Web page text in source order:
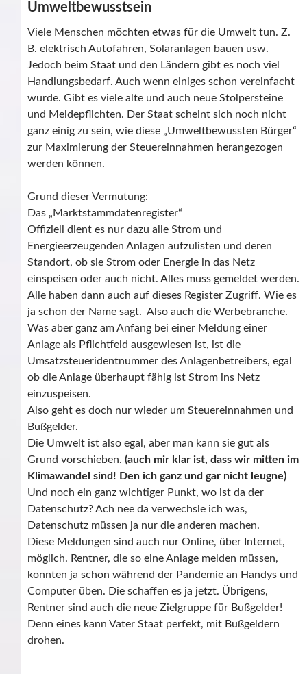
Umweltbewusstsein
Viele Menschen möchten etwas für die Umwelt tun. Z.
B. elektrisch Autofahren, Solaranlagen bauen usw.
Jedoch beim Staat und den Ländern gibt es noch viel
Handlungsbedarf. Auch wenn einiges schon vereinfacht
wurde. Gibt es viele alte und auch neue Stolpersteine
und Meldepflichten. Der Staat scheint sich noch nicht
ganz einig zu sein, wie diese „Umweltbewussten Bürger“
zur Maximierung der Steuereinnahmen herangezogen
werden können.
Grund dieser Vermutung:
Das „Marktstammdatenregister“
Offiziell dient es nur dazu alle Strom und
Energieerzeugenden Anlagen aufzulisten und deren
Standort, ob sie Strom oder Energie in das Netz
einspeisen oder auch nicht. Alles muss gemeldet werden.
Alle haben dann auch auf dieses Register Zugriff. Wie es
ja schon der Name sagt. Also auch die Werbebranche.
Was aber ganz am Anfang bei einer Meldung einer
Anlage als Pflichtfeld ausgewiesen ist, ist die
Umsatzsteueridentnummer des Anlagenbetreibers, egal
ob die Anlage überhaupt fähig ist Strom ins Netz
einzuspeisen.
Also geht es doch nur wieder um Steuereinnahmen und
Bußgelder.
Die Umwelt ist also egal, aber man kann sie gut als
Grund vorschieben. (auch mir klar ist, dass wir mitten im
Klimawandel sind! Den ich ganz und gar nicht leugne)
Und noch ein ganz wichtiger Punkt, wo ist da der
Datenschutz? Ach nee da verwechsle ich was,
Datenschutz müssen ja nur die anderen machen.
Diese Meldungen sind auch nur Online, über Internet,
möglich. Rentner, die so eine Anlage melden müssen,
konnten ja schon während der Pandemie an Handys und
Computer üben. Die schaffen es ja jetzt. Übrigens,
Rentner sind auch die neue Zielgruppe für Bußgelder!
Denn eines kann Vater Staat perfekt, mit Bußgeldern
drohen.